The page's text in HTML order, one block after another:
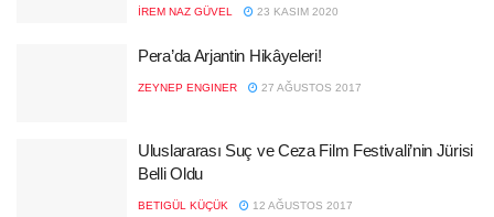
İREM NAZ GÜVEL 23 KASIM 2020
Pera’da Arjantin Hikâyeleri!
ZEYNEP ENGINER 27 AĞUSTOS 2017
Uluslararası Suç ve Ceza Film Festivali’nin Jürisi
Belli Oldu
BETIGÜL KÜÇÜK 12 AĞUSTOS 2017